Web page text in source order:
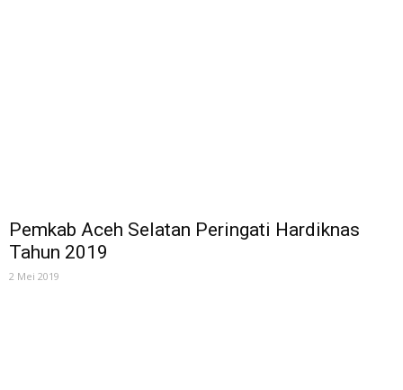
Pemkab Aceh Selatan Peringati Hardiknas
Tahun 2019
2 Mei 2019